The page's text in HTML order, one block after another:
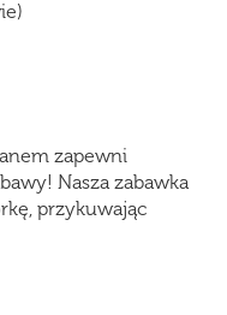
zapewni
Nasza zabawka
przykuwając